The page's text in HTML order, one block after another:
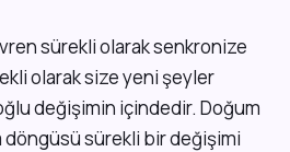
sürekli olarak senkronize
olarak size yeni şeyler
değişimin içindedir. Doğum
döngüsü sürekli bir değişimi